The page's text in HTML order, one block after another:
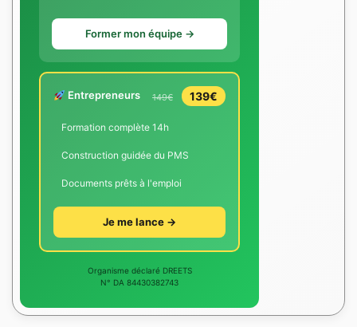
Former mon équipe →
Entrepreneurs 149€ 139€
Formation complète 14h
Construction guidée du PMS
Documents prêts à l'emploi
Je me lance →
Organisme déclaré DREETS
N° DA 84430382743